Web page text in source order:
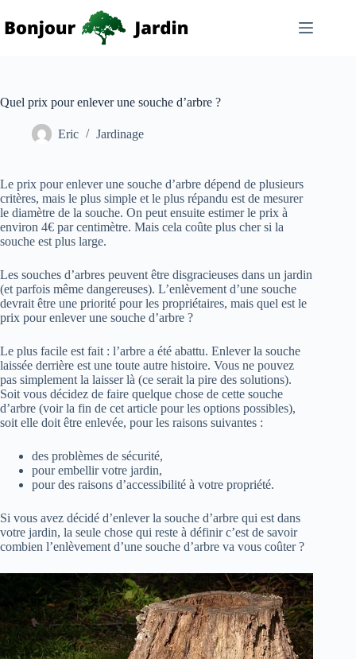
au
contenu
Quel prix pour enlever une souche d’arbre ?
Eric Jardinage
Le prix pour enlever une souche d’arbre dépend de plusieurs
critères, mais le plus simple et le plus répandu est de mesurer
le diamètre de la souche. On peut ensuite estimer le prix à
environ 4€ par centimètre. Mais cela coûte plus cher si la
souche est plus large.
Les souches d’arbres peuvent être disgracieuses dans un jardin
(et parfois même dangereuses). L’enlèvement d’une souche
devrait être une priorité pour les propriétaires, mais quel est le
prix pour enlever une souche d’arbre ?
Le plus facile est fait : l’arbre a été abattu. Enlever la souche
laissée derrière est une toute autre histoire. Vous ne pouvez
pas simplement la laisser là (ce serait la pire des solutions).
Soit vous décidez de faire quelque chose de cette souche
d’arbre (voir la fin de cet article pour les options possibles),
soit elle doit être enlevée, pour les raisons suivantes :
des problèmes de sécurité,
pour embellir votre jardin,
pour des raisons d’accessibilité à votre propriété.
Si vous avez décidé d’enlever la souche d’arbre qui est dans
votre jardin, la seule chose qui reste à définir c’est de savoir
combien l’enlèvement d’une souche d’arbre va vous coûter ?